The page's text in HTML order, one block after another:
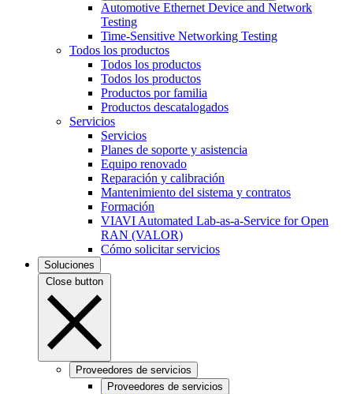
Automotive Ethernet Device and Network
Testing
Time-Sensitive Networking Testing
Todos los productos
Todos los productos
Todos los productos
Productos por familia
Productos descatalogados
Servicios
Servicios
Planes de soporte y asistencia
Equipo renovado
Reparación y calibración
Mantenimiento del sistema y contratos
Formación
VIAVI Automated Lab-as-a-Service for Open
RAN (VALOR)
Cómo solicitar servicios
Soluciones
Close button
Proveedores de servicios
Proveedores de servicios